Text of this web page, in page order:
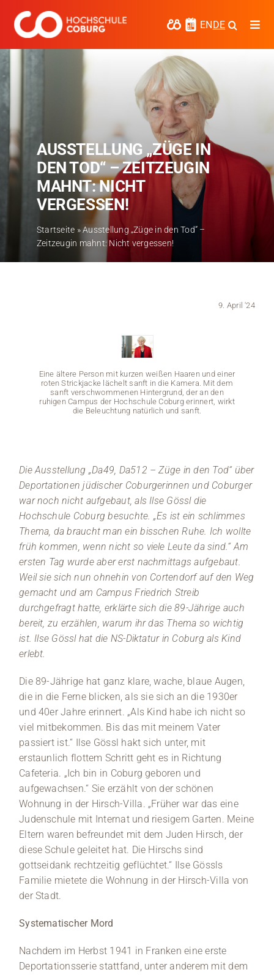
Inhalt
springen
ENDE
Hochschule Coburg
Regionalentwicklung
Entdecke die Region
Informationen für …
Veranstaltungen
AUSSTELLUNG „ZÜGE IN
DEN TOD“ – ZEITZEUGIN
MAHNT: NICHT
VERGESSEN!
Startseite »Ausstellung „Züge in den Tod” –
Zeitzeugin mahnt: Nicht vergessen!
9. April '24
Eine ältere Person mit kurzen weißen Haaren und einer
roten Strickjacke lächelt sanft in die Kamera. Mit dem
sanft verschwommenen Hintergrund, der an den
ruhigen Campus der Hochschule Coburg erinnert, wirkt
die Beleuchtung natürlich und sanft.
Eine
Die Ausstellung „Da49, Da512 – Züge in den Tod“ über
Deportationen jüdischer Coburgerinnen und Coburger
war noch nicht aufgebaut, als Ilse Gössl die
Hochschule Coburg besuchte. „Es ist ein schlimmes
Thema, da braucht man ein bisschen Ruhe. Ich wollte
früh kommen, wenn nicht so viele Leute da sind.“ Am
ersten Tag wurde aber erst nachmittags aufgebaut.
Weil sie sich nun ohnehin von Cortendorf auf den Weg
gemacht und am Campus Friedrich Streib
durchgefragt hatte, erklärte sich die 89-Jährige auch
bereit, zu erzählen, warum ihr das Thema so wichtig
ist. Ilse Gössl hat die NS-Diktatur in Coburg als Kind
erlebt.
Die 89-Jährige hat ganz klare, wache, blaue Augen,
die in die Ferne blicken, als sie sich an die 1930er
und 40er Jahre erinnert. „Als Kind habe ich nicht so
viel mitbekommen. Bis das mit meinem Vater
passiert ist.“ Ilse Gössl hakt sich unter, mit
erstaunlich flottem Schritt geht es in Richtung
Cafeteria. „Ich bin in Coburg geboren und
aufgewachsen.“ Sie erzählt von der schönen
Wohnung in der Hirsch-Villa. „Früher war das eine
Judenschule mit Internat und riesigem Garten. Meine
Eltern waren befreundet mit dem Juden Hirsch, der
diese Schule geleitet hat. Die Hirschs sind
gottseidank rechtzeitig geflüchtet.“ Ilse Gössls
Familie mietete die Wohnung in der Hirsch-Villa von
der Stadt.
Systematischer Mord
Nachdem im Herbst 1941 in Franken eine erste
Deportationsserie stattfand, unter anderem mit dem